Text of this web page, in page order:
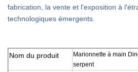
fabrication, la vente et l'exposition à
technologiques émergents.
Nom du produit
Marionnette à main
serpent